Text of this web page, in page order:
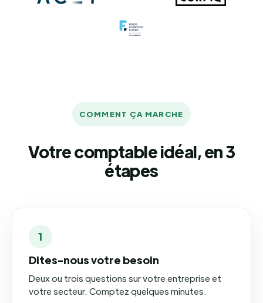
COMMENT ÇA MARCHE
Votre comptable idéal, en 3
étapes
1
Dites-nous votre besoin
Deux ou trois questions sur votre entreprise et
votre secteur. Comptez quelques minutes.